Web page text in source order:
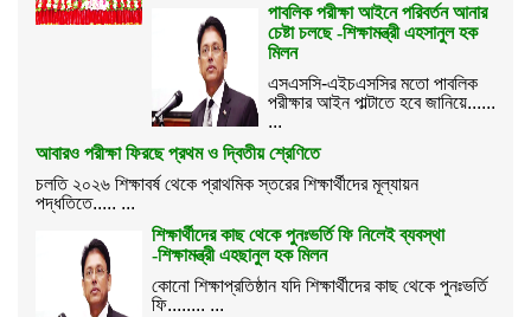
পাবলিক পরীক্ষা আইনে পরিবর্তন আনার
চেষ্টা চলছে -শিক্ষামন্ত্রী এহসানুল হক
মিলন
এসএসসি-এইচএসসির মতো পাবলিক
পরীক্ষার আইন পাল্টাতে হবে জানিয়ে......
...
আবারও পরীক্ষা ফিরছে প্রথম ও দ্বিতীয় শ্রেণিতে
চলতি ২০২৬ শিক্ষাবর্ষ থেকে প্রাথমিক স্তরের শিক্ষার্থীদের মূল্যায়ন
পদ্ধতিতে..... ...
শিক্ষার্থীদের কাছ থেকে পুনঃভর্তি ফি নিলেই ব্যবস্থা
-শিক্ষামন্ত্রী এহছানুল হক মিলন
কোনো শিক্ষাপ্রতিষ্ঠান যদি শিক্ষার্থীদের কাছ থেকে পুনঃভর্তি
ফি........ ...